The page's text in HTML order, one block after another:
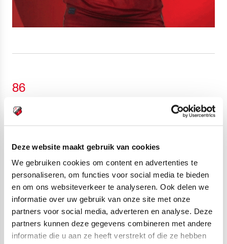
Deze website maakt gebruik van cookies
We gebruiken cookies om content en advertenties te
personaliseren, om functies voor social media te bieden
en om ons websiteverkeer te analyseren. Ook delen we
informatie over uw gebruik van onze site met onze
partners voor social media, adverteren en analyse. Deze
partners kunnen deze gegevens combineren met andere
informatie die u aan ze heeft verstrekt of die ze hebben
🔃
Jansen grijpt nog eens
in
86
Andermaal een wissel in het team van Johnny Jansen:
bij de bezoekers neemt AnthonyFontanade plaats in
van Anouar El Azzouzi.